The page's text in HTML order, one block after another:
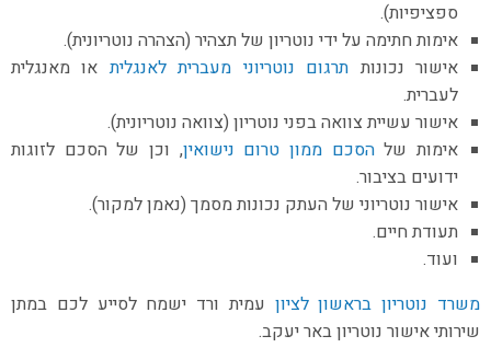
ספציפיות).
אימות חתימה על ידי נוטריון של תצהיר (הצהרה נוטריונית).
אישור נכונות תרגום נוטריוני מעברית לאנגליתאו מאנגלית
לעברית.
אישור עשיית צוואה בפני נוטריון (צוואה נוטריונית).
אימות שלהסכם ממון טרום נישואין, וכן של הסכם לזוגות
ידועים בציבור.
אישור נוטריוני של העתק נכונות מסמך (נאמן למקור).
תעודת חיים.
ועוד.
משרד נוטריון בראשון לציון עמית ורד ישמח לסייע לכם במתן
שירותי אישור נוטריון באר יעקב.